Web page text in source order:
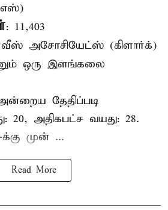
: 11,403
அசோசியேட்ஸ் (கிளார்க்)
ஒரு இளங்கலை
தேதிப்படி
20, அதிகபட்ச வயது: 28.
க்கு முன் ...
Read More